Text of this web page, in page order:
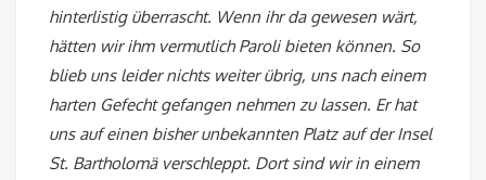
hinterlistig überrascht. Wenn ihr da gewesen wärt,
hätten wir ihm vermutlich Paroli bieten können. So
blieb uns leider nichts weiter übrig, uns nach einem
harten Gefecht gefangen nehmen zu lassen. Er hat
uns auf einen bisher unbekannten Platz auf der Insel
St. Bartholomä verschleppt. Dort sind wir in einem